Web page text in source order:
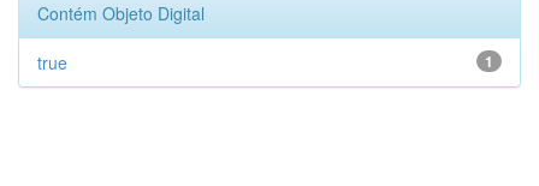
Contém Objeto Digital
1
true